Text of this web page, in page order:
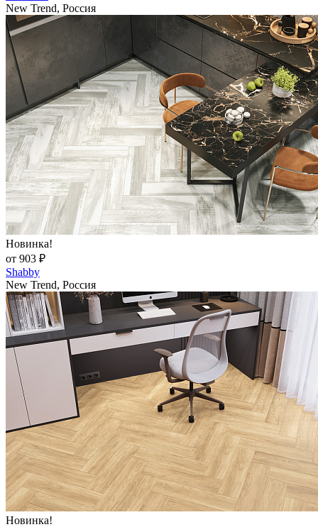
New Trend, Россия
Новинка!
от 903 ₽
Shabby
New Trend, Россия
Новинка!